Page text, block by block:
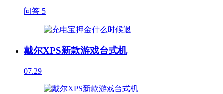
问答 5
戴尔XPS新款游戏台式机
07.29